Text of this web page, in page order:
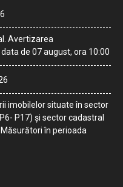
Avertizarea
de 07 august, ora 10:00
imobilelor situate în sector
P17) și sector cadastral
în perioada